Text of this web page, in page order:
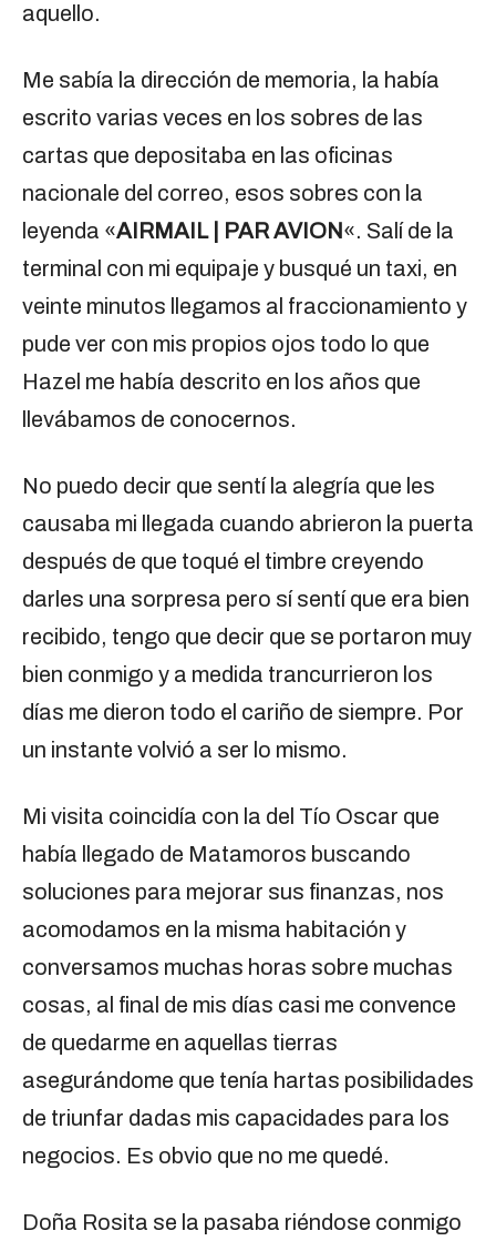
aquello.
Me sabía la dirección de memoria, la había
escrito varias veces en los sobres de las
cartas que depositaba en las oficinas
nacionale del correo, esos sobres con la
leyenda «AIRMAIL | PAR AVION«. Salí de la
terminal con mi equipaje y busqué un taxi, en
veinte minutos llegamos al fraccionamiento y
pude ver con mis propios ojos todo lo que
Hazel me había descrito en los años que
llevábamos de conocernos.
No puedo decir que sentí la alegría que les
causaba mi llegada cuando abrieron la puerta
después de que toqué el timbre creyendo
darles una sorpresa pero sí sentí que era bien
recibido, tengo que decir que se portaron muy
bien conmigo y a medida trancurrieron los
días me dieron todo el cariño de siempre. Por
un instante volvió a ser lo mismo.
Mi visita coincidía con la del Tío Oscar que
había llegado de Matamoros buscando
soluciones para mejorar sus finanzas, nos
acomodamos en la misma habitación y
conversamos muchas horas sobre muchas
cosas, al final de mis días casi me convence
de quedarme en aquellas tierras
asegurándome que tenía hartas posibilidades
de triunfar dadas mis capacidades para los
negocios. Es obvio que no me quedé.
Doña Rosita se la pasaba riéndose conmigo